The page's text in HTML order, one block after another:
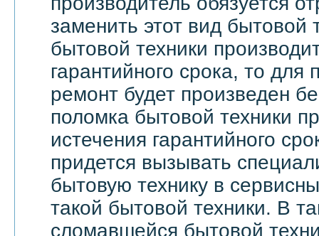
заменить этот вид бытовой
бытовой техники
гарантийного срока, то для
ремонт будет произведен
поломка бытовой техники
истечения гарантийного
придется вызывать
бытовую технику в
такой бытовой техники. В
сломавшейся бытовой